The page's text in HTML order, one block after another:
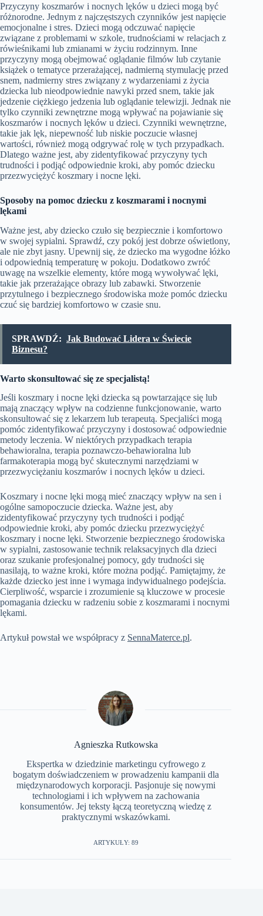
Przyczyny koszmarów i nocnych lęków u dzieci mogą być
różnorodne. Jednym z najczęstszych czynników jest napięcie
emocjonalne i stres. Dzieci mogą odczuwać napięcie
związane z problemami w szkole, trudnościami w relacjach z
rówieśnikami lub zmianami w życiu rodzinnym. Inne
przyczyny mogą obejmować oglądanie filmów lub czytanie
książek o tematyce przerażającej, nadmierną stymulację przed
snem, nadmierny stres związany z wydarzeniami z życia
dziecka lub nieodpowiednie nawyki przed snem, takie jak
jedzenie ciężkiego jedzenia lub oglądanie telewizji. Jednak nie
tylko czynniki zewnętrzne mogą wpływać na pojawianie się
koszmarów i nocnych lęków u dzieci. Czynniki wewnętrzne,
takie jak lęk, niepewność lub niskie poczucie własnej
wartości, również mogą odgrywać rolę w tych przypadkach.
Dlatego ważne jest, aby zidentyfikować przyczyny tych
trudności i podjąć odpowiednie kroki, aby pomóc dziecku
przezwyciężyć koszmary i nocne lęki.
Sposoby na pomoc dziecku z koszmarami i nocnymi
lękami
Ważne jest, aby dziecko czuło się bezpiecznie i komfortowo
w swojej sypialni. Sprawdź, czy pokój jest dobrze oświetlony,
ale nie zbyt jasny. Upewnij się, że dziecko ma wygodne łóżko
i odpowiednią temperaturę w pokoju. Dodatkowo zwróć
uwagę na wszelkie elementy, które mogą wywoływać lęki,
takie jak przerażające obrazy lub zabawki. Stworzenie
przytulnego i bezpiecznego środowiska może pomóc dziecku
czuć się bardziej komfortowo w czasie snu.
SPRAWDŹ: Jak Budować Lidera w Świecie
Biznesu?
Warto skonsultować się ze specjalistą!
Jeśli koszmary i nocne lęki dziecka są powtarzające się lub
mają znaczący wpływ na codzienne funkcjonowanie, warto
skonsultować się z lekarzem lub terapeutą. Specjaliści mogą
pomóc zidentyfikować przyczyny i dostosować odpowiednie
metody leczenia. W niektórych przypadkach terapia
behawioralna, terapia poznawczo-behawioralna lub
farmakoterapia mogą być skutecznymi narzędziami w
przezwyciężaniu koszmarów i nocnych lęków u dzieci.
Koszmary i nocne lęki mogą mieć znaczący wpływ na sen i
ogólne samopoczucie dziecka. Ważne jest, aby
zidentyfikować przyczyny tych trudności i podjąć
odpowiednie kroki, aby pomóc dziecku przezwyciężyć
koszmary i nocne lęki. Stworzenie bezpiecznego środowiska
w sypialni, zastosowanie technik relaksacyjnych dla dzieci
oraz szukanie profesjonalnej pomocy, gdy trudności się
nasilają, to ważne kroki, które można podjąć. Pamiętajmy, że
każde dziecko jest inne i wymaga indywidualnego podejścia.
Cierpliwość, wsparcie i zrozumienie są kluczowe w procesie
pomagania dziecku w radzeniu sobie z koszmarami i nocnymi
lękami.
Artykuł powstał we współpracy z SennaMaterce.pl.
Agnieszka Rutkowska
Ekspertka w dziedzinie marketingu cyfrowego z
bogatym doświadczeniem w prowadzeniu kampanii dla
międzynarodowych korporacji. Pasjonuje się nowymi
technologiami i ich wpływem na zachowania
konsumentów. Jej teksty łączą teoretyczną wiedzę z
praktycznymi wskazówkami.
ARTYKUŁY: 89